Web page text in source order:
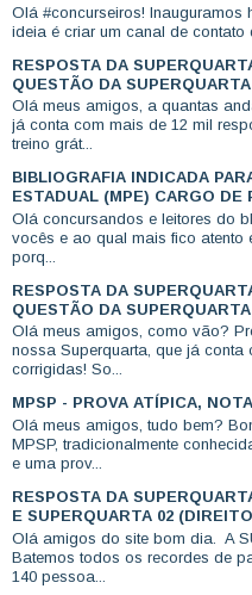
Olá #concurseiros! Inauguramos
ideia é criar um canal de contato
RESPOSTA DA
QUESTÃO DA
Olá meus amigos, a quantas
já conta com mais de 12 mil
treino grát...
BIBLIOGRAFIA INDICADA
ESTADUAL (MPE) CARGO DE
Olá concursandos e leitores do
vocês e ao qual mais fico
porq...
RESPOSTA DA
QUESTÃO DA
Olá meus amigos, como vão?
nossa Superquarta, que já conta
corrigidas! So...
MPSP - PROVA ATÍPICA,
Olá meus amigos, tudo bem?
MPSP, tradicionalmente
e uma prov...
RESPOSTA DA
E SUPERQUARTA 02
Olá amigos do site bom dia. A
Batemos todos os recordes de
140 pessoa...